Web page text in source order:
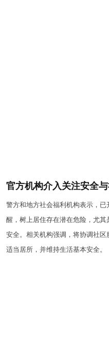
官方机构介入关注安全
警方和地方社会福利机构表示，
醒，树上居住存在潜在危险，尤
安全。相关机构强调，将协调社
适当居所，并维持生活基本安全。